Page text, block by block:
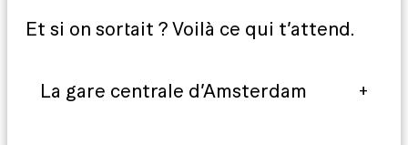
Et si on sortait ? Voilà ce qui t’attend.
La gare centrale d’Amsterdam